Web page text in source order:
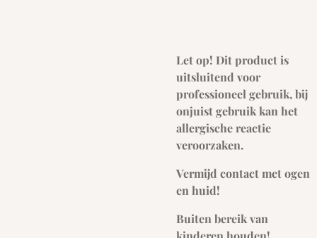
Let op! Dit product is
uitsluitend voor
professioneel gebruik, bij
onjuist gebruik kan het
allergische reactie
veroorzaken.
Vermijd contact met ogen
en huid!
Buiten bereik van